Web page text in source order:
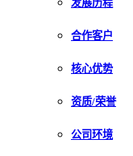
发展历程
合作客户
核心优势
资质/荣誉
公司环境